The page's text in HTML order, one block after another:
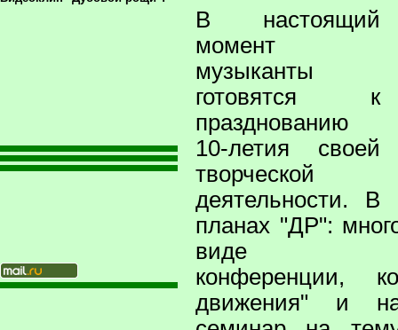
В настоящий
момент
музыканты
готовятся к
празднованию
10-летия своей
творческой
деятельности. В
планах "ДР":
виде
конференции,
движения" и